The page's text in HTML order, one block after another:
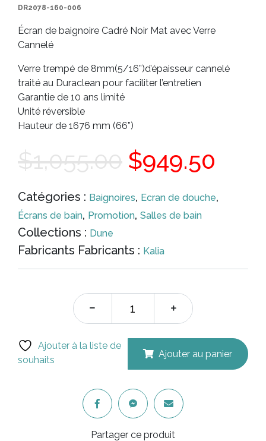
DR2078-160-006
Écran de baignoire Cadré Noir Mat avec Verre
Cannelé
Verre trempé de 8mm(5/16”)d’épaisseur cannelé
traité au Duraclean pour faciliter l’entretien
Garantie de 10 ans limité
Unité réversible
Hauteur de 1676 mm (66”)
$1,055.00 Le
prix
était :
$1,055.00.
$949.50
prix
est :
Catégories : Baignoires, Ecran de douche,
Écrans de bain, Promotion, Salles de bain
Collections : Dune
Fabricants Fabricants : Kalia
Ajouter à la liste de
souhaits
Ajouter au panier
Partager ce produit